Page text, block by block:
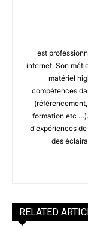
est
internet. Son
matériel
compétences
formation etc
d'expériences
des
RELATED